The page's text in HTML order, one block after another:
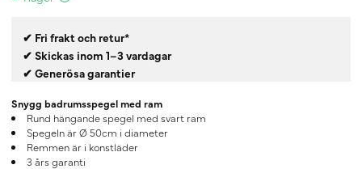
✔ Fri frakt och retur*
✔ Skickas inom 1–3 vardagar
✔ Generösa garantier
Snygg badrumsspegel med ram
Rund hängande spegel med svart ram
Spegeln är Ø 50cm i diameter
Remmen är i konstläder
3 års garanti